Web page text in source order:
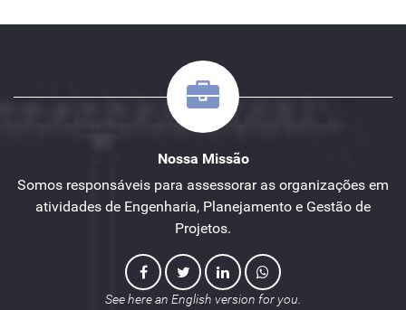
Nossa Missão
Somos responsáveis para assessorar as organizações em
atividades de Engenharia, Planejamento e Gestão de
Projetos.
See here an English version for you.